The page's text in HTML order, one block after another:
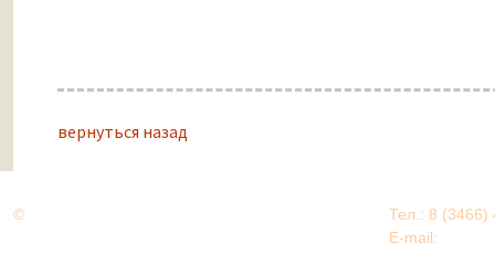
вернуться назад
©
Тел.: 8 (3466)
E-mail: